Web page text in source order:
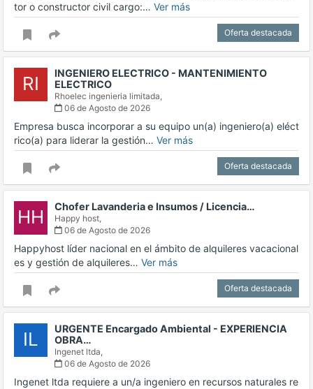
tor o constructor civil cargo:… Ver más
Oferta destacada
RI
INGENIERO ELECTRICO - MANTENIMIENTO
ELECTRICO
Rhoelec ingenieria limitada,
06 de Agosto de 2026
Empresa busca incorporar a su equipo un(a) ingeniero(a) eléct
rico(a) para liderar la gestión… Ver más
Oferta destacada
HH Chofer Lavanderia e Insumos / Licencia…
Happy host,
06 de Agosto de 2026
Happyhost líder nacional en el ámbito de alquileres vacacional
es y gestión de alquileres… Ver más
Oferta destacada
IL
URGENTE Encargado Ambiental - EXPERIENCIA
OBRA…
Ingenet ltda,
06 de Agosto de 2026
Ingenet ltda requiere a un/a ingeniero en recursos naturales re